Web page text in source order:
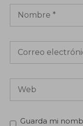
electrónico
Guarda mi